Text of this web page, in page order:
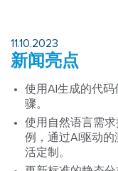
11.10.2023
新闻亮点
使用AI生成的代
骤。
使用自然语言需
例，通过AI驱动的
活定制。